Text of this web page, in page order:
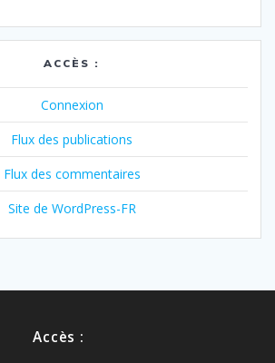
ACCÈS :
Connexion
Flux des publications
Flux des commentaires
Site de WordPress-FR
Accès :